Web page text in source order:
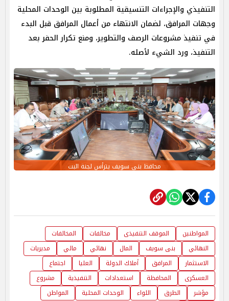
التنفيذي والإجراءات التنسيقية المطلوبة بين الوحدات المحلية
وجهات المرافق، لضمان الانتهاء من أعمال المرافق قبل البدء
في تنفيذ مشروعات الرصف والتطوير، ومنع تكرار الحفر بعد
التنفيذ، ورد الشيء لأصله.
محافظ بنى سويف يترأس لجنة البت
المواطنين الموقف التنفيذى مخالفات
المخالفات
النهائي
بنى سويف المال نهائي مالي
مديريات
الاستثمار
المرافق أملاك الدولة العليا
اجتماع
العسكرى
المحافظة استعدادات التنفيذية
مشروع
مؤشر
الطرق اللواء الوحدات المحلية
المواطن